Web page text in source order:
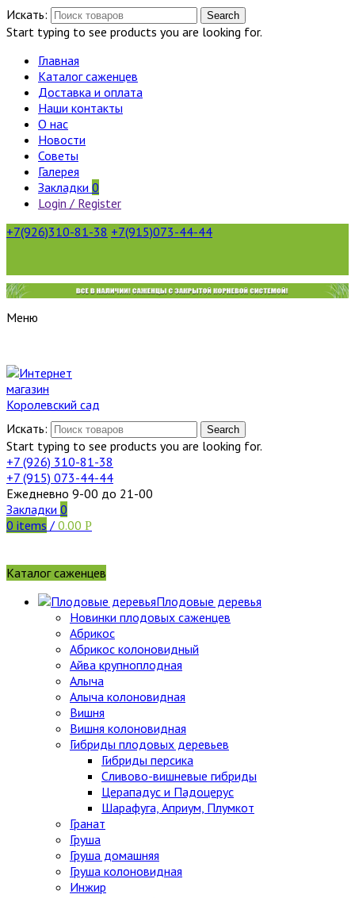
Искать: Search
Start typing to see products you are looking for.
Главная
Каталог саженцев
Доставка и оплата
Наши контакты
О нас
Новости
Советы
Галерея
Закладки 0
Login / Register
+7(926)310-81-38 +7(915)073-44-44
Меню
Искать: Search
Start typing to see products you are looking for.
+7 (926) 310-81-38
+7 (915) 073-44-44
Ежедневно 9-00 до 21-00
Закладки 0
0 items / 0.00 Р
Каталог саженцев
Плодовые деревья
Новинки плодовых саженцев
Абрикос
Абрикос колоновидный
Айва крупноплодная
Алыча
Алыча колоновидная
Вишня
Вишня колоновидная
Гибриды плодовых деревьев
Гибриды персика
Сливово-вишневые гибриды
Церападус и Падоцерус
Шарафуга, Априум, Плумкот
Гранат
Груша
Груша домашняя
Груша колоновидная
Инжир